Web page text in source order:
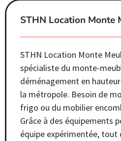
STHN Location Monte
STHN Location Monte
spécialiste du monte-
déménagement en
la métropole. Besoin de
frigo ou du mobilier
Grâce à des équipements
équipe expérimentée,